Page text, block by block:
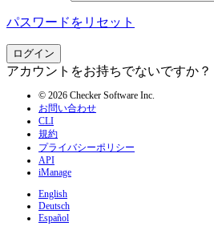
パスワードをリセット
ログイン
アカウントをお持ちでないですか？
© 2026 Checker Software Inc.
お問い合わせ
CLI
規約
プライバシーポリシー
API
iManage
English
Deutsch
Español